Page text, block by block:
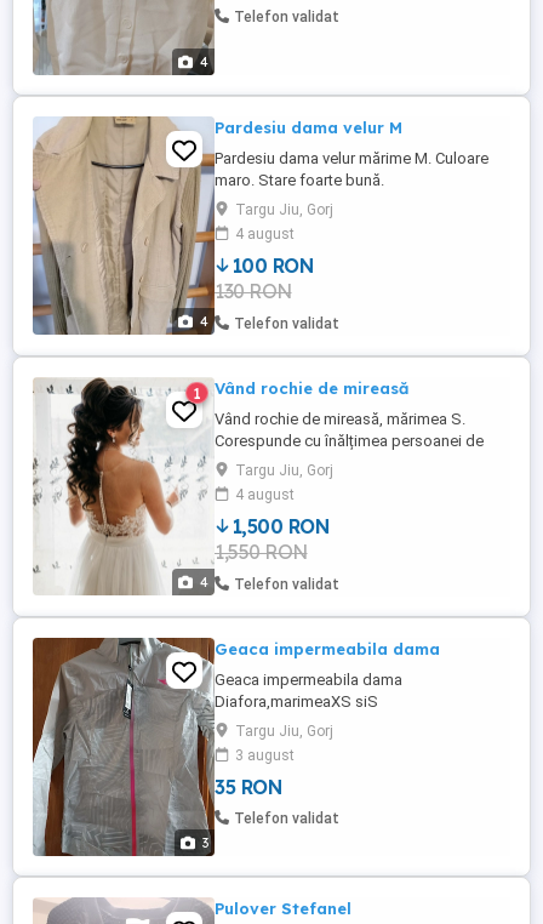
4
Telefon validat
4
Pardesiu dama velur M
Pardesiu dama velur mărime M. Culoare
maro. Stare foarte bună.
Targu Jiu, Gorj
4 august
100 RON
130 RON
Telefon validat
4
1 Vând rochie de mireasă
Vând rochie de mireasă, mărimea S.
Corespunde cu înălțimea persoanei de
1,70 plus toc de 15 cm. A fost curățată
profesional. Ofer cadou accesorii pentru
păr.
Targu Jiu, Gorj
4 august
1,500 RON
1,550 RON
Telefon validat
3
Geaca impermeabila dama
Geaca impermeabila dama
Diafora,marimeaXS siS
Targu Jiu, Gorj
3 august
35 RON
Telefon validat
Pulover Stefanel